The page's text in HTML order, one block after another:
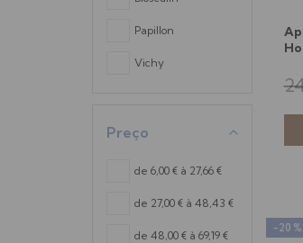
Papillon
Vichy
Preço
de 6,00 € à 27,66 €
de 27,00 € à 48,43 €
de 48,00 € à 69,19 €
-20 %